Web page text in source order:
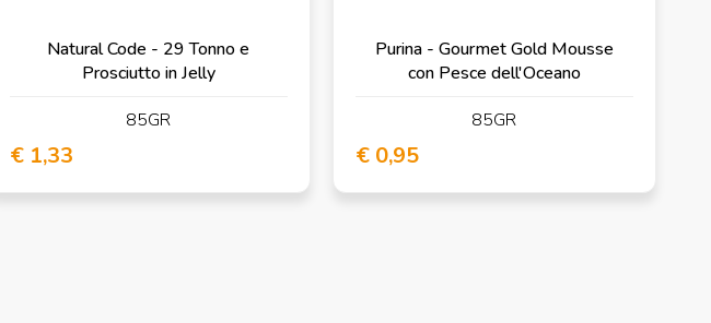
Natural Code - 29 Tonno e
Prosciutto in Jelly
85GR
€ 1,33
Purina - Gourmet Gold Mousse
con Pesce dell'Oceano
85GR
€ 0,95